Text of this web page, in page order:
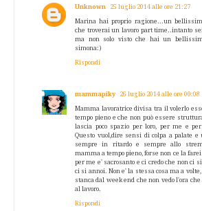
Unknown 25 luglio 2014 alle ore 21:27
Marina hai proprio ragione...un
che troverai un lavoro part time..intanto
ma non solo visto che hai un
simona:)
Rispondi
mammapiky 26 luglio 2014 alle ore 00:08
Mamma lavoratrice divisa tra il volerlo
tempo pieno e che non può essere
lascia poco spazio per loro, per me e
Questo vuol,dire sensi di colpa a palate e
sempre in ritardo e sempre allo
mamma a tempo pieno, forse non ce la
per me e' sacrosanto e ci credo che non ci
ci si annoi. Non e' la stessa cosa ma a
stanca dal week end che non vedo l'ora
al lavoro.
Rispondi